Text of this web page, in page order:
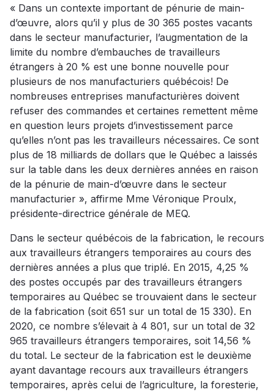
« Dans un contexte important de pénurie de main-
d’œuvre, alors qu’il y plus de 30 365 postes vacants
dans le secteur manufacturier, l’augmentation de la
limite du nombre d’embauches de travailleurs
étrangers à 20 % est une bonne nouvelle pour
plusieurs de nos manufacturiers québécois! De
nombreuses entreprises manufacturières doivent
refuser des commandes et certaines remettent même
en question leurs projets d’investissement parce
qu’elles n’ont pas les travailleurs nécessaires. Ce sont
plus de 18 milliards de dollars que le Québec a laissés
sur la table dans les deux dernières années en raison
de la pénurie de main-d’œuvre dans le secteur
manufacturier », affirme Mme Véronique Proulx,
présidente-directrice générale de MEQ.
Dans le secteur québécois de la fabrication, le recours
aux travailleurs étrangers temporaires au cours des
dernières années a plus que triplé. En 2015, 4,25 %
des postes occupés par des travailleurs étrangers
temporaires au Québec se trouvaient dans le secteur
de la fabrication (soit 651 sur un total de 15 330). En
2020, ce nombre s’élevait à 4 801, sur un total de 32
965 travailleurs étrangers temporaires, soit 14,56 %
du total. Le secteur de la fabrication est le deuxième
ayant davantage recours aux travailleurs étrangers
temporaires, après celui de l’agriculture, la foresterie,